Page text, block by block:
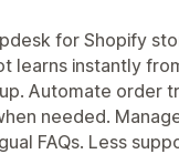
for Shopify
learns instantly
Automate order
needed.
FAQs. Less